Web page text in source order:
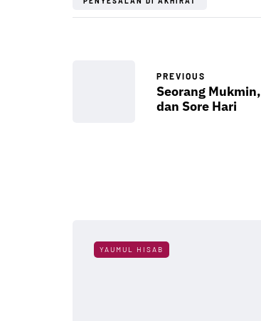
PREVIOUS
Seorang
dan Sore Hari
YAUMUL HISAB